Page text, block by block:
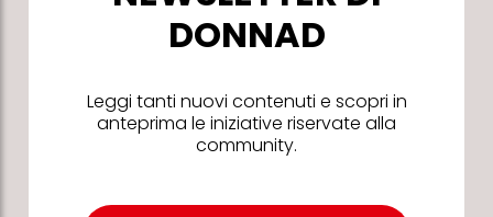
DONNAD
Leggi tanti nuovi contenuti e scopri in
anteprima le iniziative riservate alla
community.